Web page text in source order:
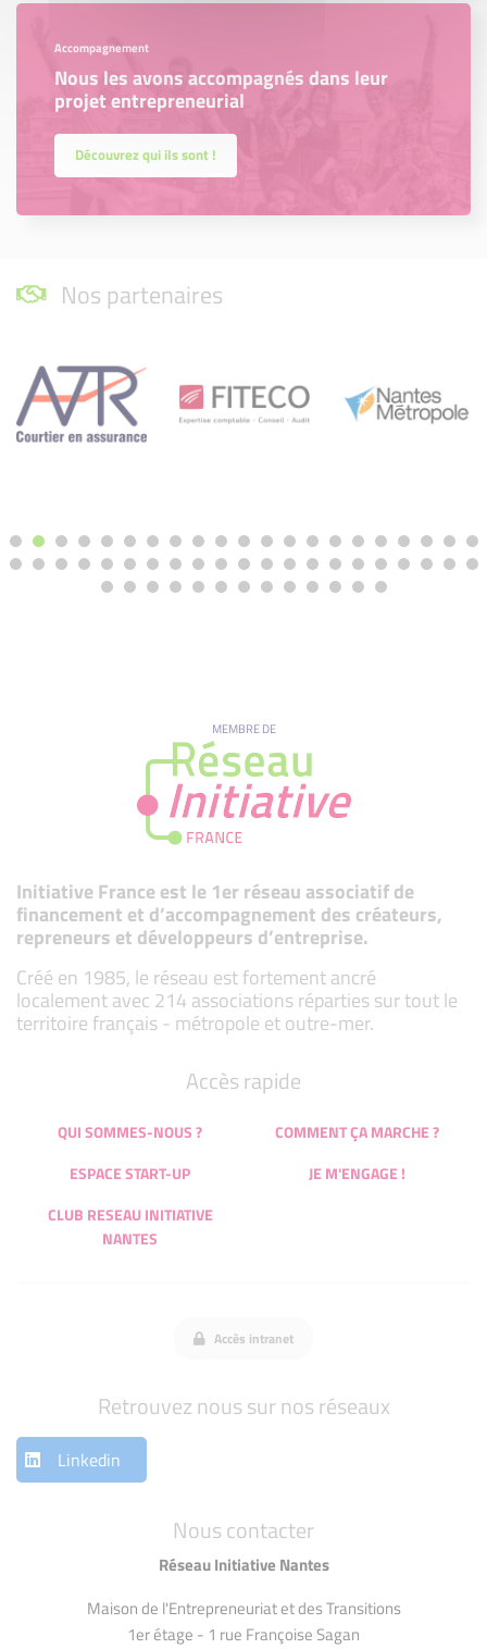
Accompagnement
Nous les avons accompagnés dans leur
projet entrepreneurial
Découvrez qui ils sont !
Nos partenaires
MEMBRE DE
Initiative France est le 1er réseau associatif de
financement et d’accompagnement des créateurs,
repreneurs et développeurs d’entreprise.
Créé en 1985, le réseau est fortement ancré
localement avec 214 associations réparties sur tout le
territoire français - métropole et outre-mer.
Nous contacter
Réseau Initiative Nantes
Maison de l'Entrepreneuriat et des Transitions
1er étage - 1 rue Françoise Sagan
Accès rapide
QUI SOMMES-NOUS ?
COMMENT ÇA MARCHE ?
ESPACE START-UP
JE M'ENGAGE !
CLUB RESEAU INITIATIVE
NANTES
Accès intranet
Retrouvez nous sur nos réseaux
Linkedin